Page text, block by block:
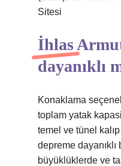
Sitesi
İhlas
dayanıklı
Konaklama
toplam yatak
temel ve tünel
depreme
büyüklüklerde ve